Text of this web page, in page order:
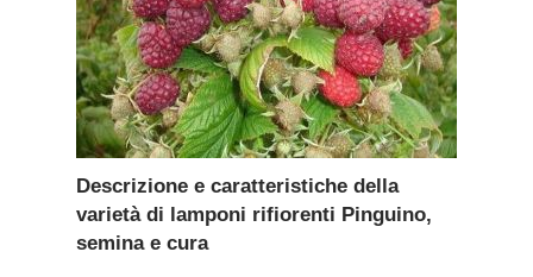
Descrizione e caratteristiche della
varietà di lamponi rifiorenti Pinguino,
semina e cura